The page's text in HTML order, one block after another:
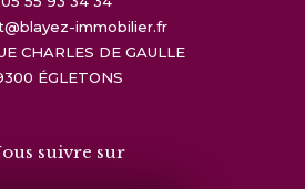
immobilier.fr
CHARLES DE GAULLE
ÉGLETONS
suivre sur